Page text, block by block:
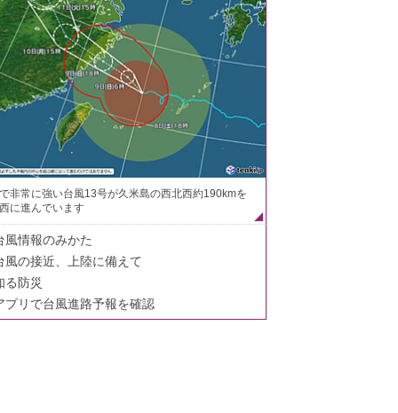
非常に強い台風13号が久米島の西北西約190kmを
に進んでいます
風情報のみかた
風の接近、上陸に備えて
る防災
プリで台風進路予報を確認